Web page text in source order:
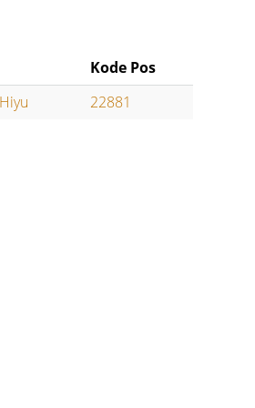
Kode Pos
22881